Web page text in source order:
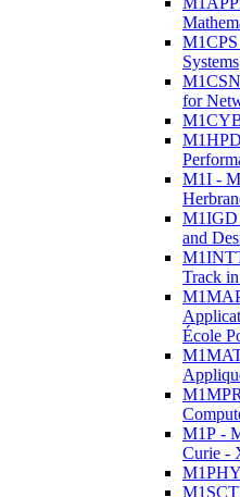
Systems
for
M1I -
M1IGD
and
Track
École
M1P -
Curie -